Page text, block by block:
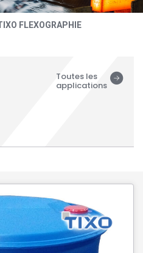
FLEXOGRAPHIE
Toutes les
applications